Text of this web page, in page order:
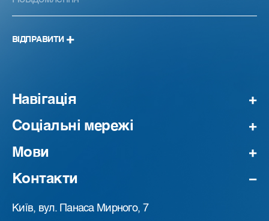
ВІДПРАВИТИ
Навігація
Соціальні мережі
Мови
Контакти
Київ, вул. Панаса Мирного, 7